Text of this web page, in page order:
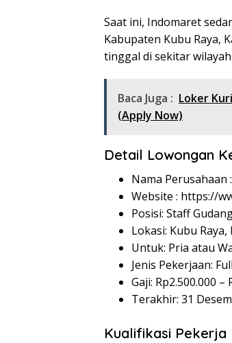
Saat ini, Indomaret
Kabupaten Kubu Raya,
tinggal di sekitar
Baca Juga : Loker
(Apply Now)
Detail Lowongan
Nama Perusahaan :
Website : https://
Posisi: Staff
Lokasi: Kubu
Untuk: Pria atau
Jenis Pekerjaan:
Gaji: Rp2.500.000 –
Terakhir: 31
Kualifikasi Pekerja